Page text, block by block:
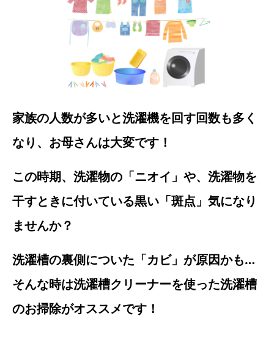
家族の人数が多いと洗濯機を回す回数も多く
なり、お母さんは大変です！
この時期、洗濯物の「ニオイ」や、洗濯物を
干すときに付いている黒い「斑点」気になり
ませんか？
洗濯槽の裏側についた「カビ」が原因かも…
そんな時は洗濯槽クリーナーを使った洗濯槽
のお掃除がオススメです！